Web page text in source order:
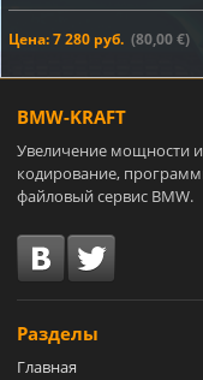
Цена: 7 280 руб. (80,00 €)
BMW-KRAFT
Увеличение мощности и
кодирование,
файловый сервис BMW.
Разделы
Главная